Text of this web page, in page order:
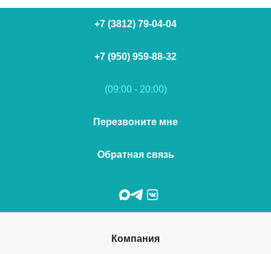
+7 (3812) 79-04-04
+7 (950) 959-88-32
(09:00 - 20:00)
Перезвоните мне
Обратная связь
Компания